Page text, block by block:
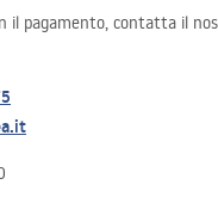
il pagamento, contatta il